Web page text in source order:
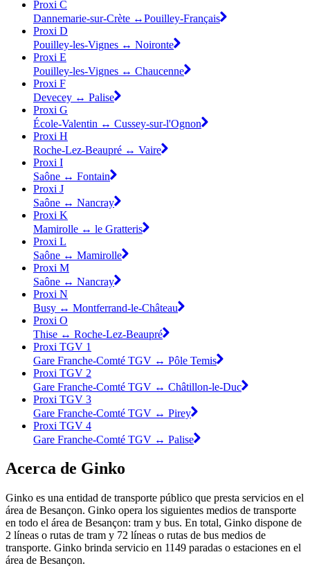
Proxi C
Dannemarie-sur-Crète ↔Pouilley-Français
Proxi D
Pouilley-les-Vignes ↔ Noironte
Proxi E
Pouilley-les-Vignes ↔ Chaucenne
Proxi F
Devecey ↔ Palise
Proxi G
École-Valentin ↔ Cussey-sur-l'Ognon
Proxi H
Roche-Lez-Beaupré ↔ Vaire
Proxi I
Saône ↔ Fontain
Proxi J
Saône ↔ Nancray
Proxi K
Mamirolle ↔ le Gratteris
Proxi L
Saône ↔ Mamirolle
Proxi M
Saône ↔ Nancray
Proxi N
Busy ↔ Montferrand-le-Château
Proxi O
Thise ↔ Roche-Lez-Beaupré
Proxi TGV 1
Gare Franche-Comté TGV ↔ Pôle Temis
Proxi TGV 2
Gare Franche-Comté TGV ↔ Châtillon-le-Duc
Proxi TGV 3
Gare Franche-Comté TGV ↔ Pirey
Proxi TGV 4
Gare Franche-Comté TGV ↔ Palise
Acerca de Ginko
Ginko es una entidad de transporte público que presta servicios en el
área de Besançon. Ginko opera los siguientes medios de transporte
en todo el área de Besançon: tram y bus. En total, Ginko dispone de
2 líneas o rutas de tram y 72 líneas o rutas de bus medios de
transporte. Ginko brinda servicio en 1149 paradas o estaciones en el
área de Besançon.